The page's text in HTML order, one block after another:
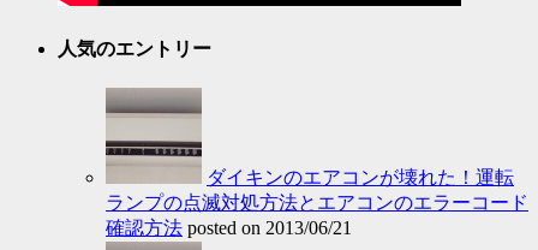
人気のエントリー
ダイキンのエアコンが壊れた！運転
ランプの点滅対処方法とエアコンのエラーコード
確認方法 posted on 2013/06/21